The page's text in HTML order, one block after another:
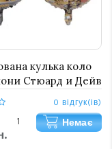
кулька коло
Стюард и Дейв
0 відгук(ів)
Немає